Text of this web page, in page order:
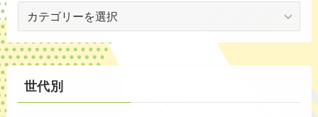
(1)
(5)
(35)
別
世代別